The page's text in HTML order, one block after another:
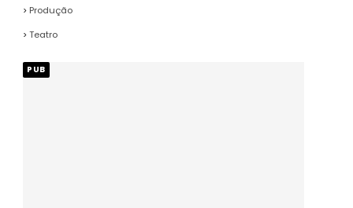
Produção
Teatro
PUB